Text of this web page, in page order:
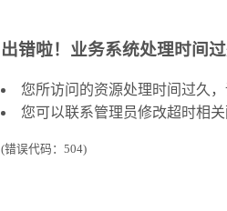
出错啦！业务系统处理时间
您所访问的资源处理时间过久
您可以联系管理员修改超时相
(错误代码：504)